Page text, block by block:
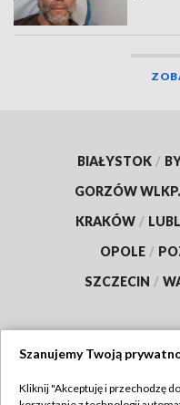
BIAŁYSTOK /
GORZÓW WLKP.
KRAKÓW /
OPOLE /
SZCZECIN /
Szanujemy Twoją
Kliknij "Akceptuję i przechodzę